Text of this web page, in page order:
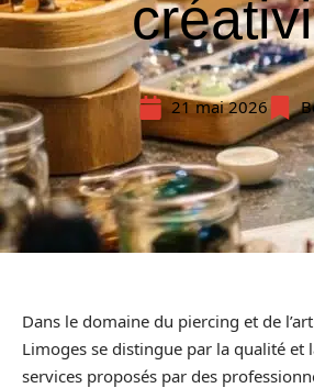
21 mai 2026
Dans le domaine du piercing et de
Limoges se distingue par la qualité et
services proposés par des